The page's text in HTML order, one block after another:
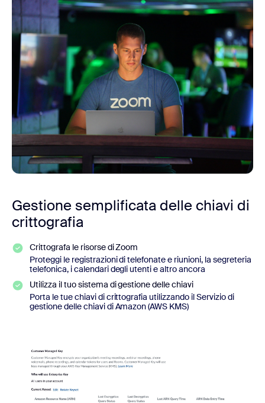
Gestione semplificata delle chiavi di
crittografia
Crittografa le risorse di Zoom
Proteggi le registrazioni di telefonate e riunioni, la segreteria
telefonica, i calendari degli utenti e altro ancora
Utilizza il tuo sistema di gestione delle chiavi
Porta le tue chiavi di crittografia utilizzando il Servizio di
gestione delle chiavi di Amazon (AWS KMS)